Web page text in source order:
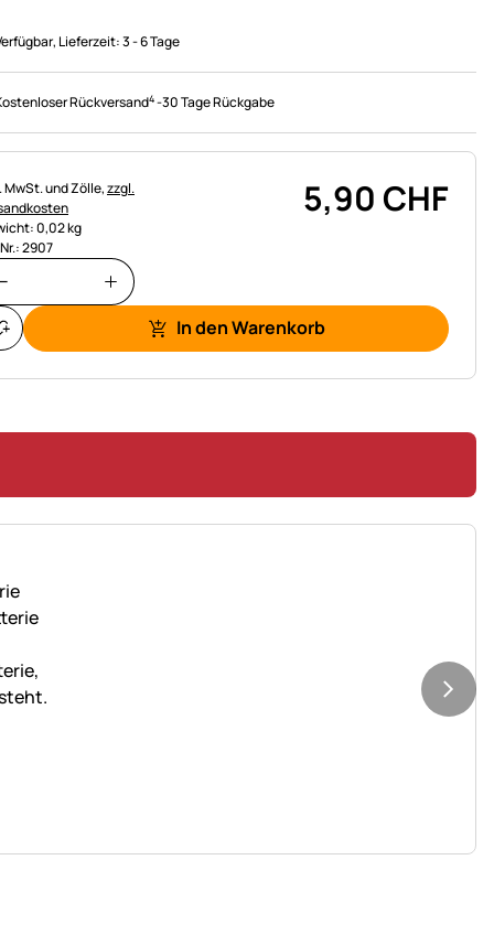
, Lieferzeit:3 - 6 Tage
Rückversand4-30 Tage Rückgabe
MwSt. und Zölle,zzgl.
0,02 kg
2907
5,90 CHF
In den Warenkorb